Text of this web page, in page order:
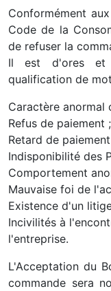
Conformément
Code de la
de refuser la
Il est d'ores et
qualification de
Caractère anormal
Refus de paiement ;
Retard de
Indisponibilité des
Comportement
Mauvaise foi de
Existence d'un
Incivilités à
l'entreprise.
L'Acceptation du
commande sera